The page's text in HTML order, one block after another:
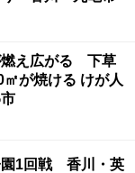
燃え広がる 下草
が焼ける けが人
園1回戦 香川・英